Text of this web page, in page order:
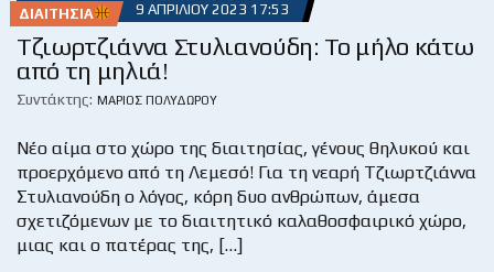
ΔΙΑΙΤΗΣΊΑ 9 ΑΠΡΙΛΊΟΥ 2023 17:53
Τζιωρτζιάννα Στυλιανούδη: Το μήλο κάτω
από τη μηλιά!
Συντάκτης: ΜΆΡΙΟΣ ΠΟΛΥΔΏΡΟΥ
Νέο αίμα στο χώρο της διαιτησίας, γένους θηλυκού και
προερχόμενο από τη Λεμεσό! Για τη νεαρή Τζιωρτζιάννα
Στυλιανούδη ο λόγος, κόρη δυο ανθρώπων, άμεσα
σχετιζόμενων με το διαιτητικό καλαθοσφαιρικό χώρο,
μιας και ο πατέρας της, […]